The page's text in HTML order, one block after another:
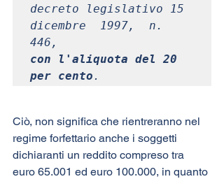
decreto legislativo 15
dicembre  1997,  n.
con l'aliquota del 20
per cento.
Ciò, non significa che rientreranno nel
regime forfettario anche i soggetti
dichiaranti un reddito compreso tra
euro 65.001 ed euro 100.000, in quanto